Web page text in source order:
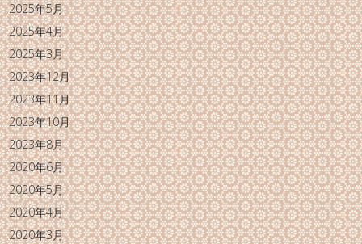
2025年5月
2025年4月
2025年3月
2023年12月
2023年11月
2023年10月
2023年8月
2020年6月
2020年5月
2020年4月
2020年3月